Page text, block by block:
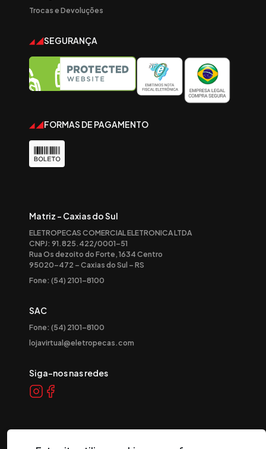
Trocas e Devoluções
SEGURANÇA
FORMAS DE PAGAMENTO
Matriz - Caxias do Sul
ELETROPECAS COMERCIAL ELETRONICA LTDA
CNPJ: 91.825.422/0001-51
Rua Os dezoito do Forte, 1634 Centro
95020-472 – Caxias do Sul – RS
Fone: (54) 2101-8100
SAC
Fone: (54) 2101-8100
lojavirtual@eletropecas.com
Siga-nos nas redes